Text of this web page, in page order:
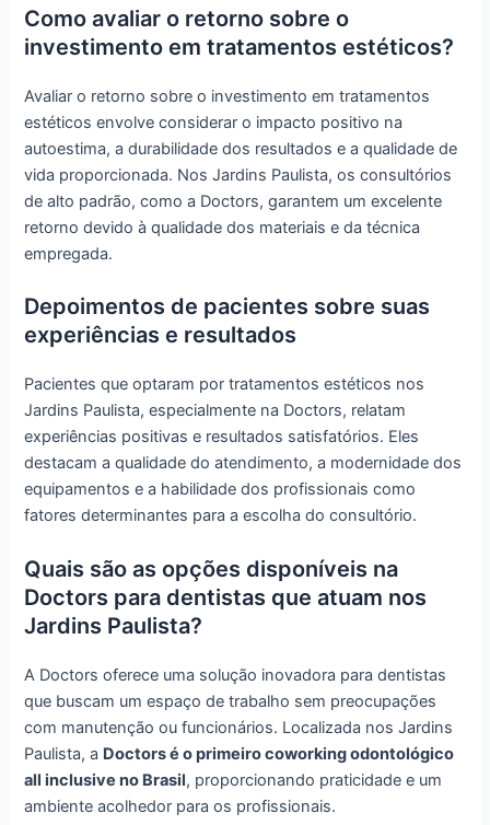
Como avaliar o retorno sobre o
investimento em tratamentos estéticos?
Avaliar o retorno sobre o investimento em tratamentos
estéticos envolve considerar o impacto positivo na
autoestima, a durabilidade dos resultados e a qualidade de
vida proporcionada. Nos Jardins Paulista, os consultórios
de alto padrão, como a Doctors, garantem um excelente
retorno devido à qualidade dos materiais e da técnica
empregada.
Depoimentos de pacientes sobre suas
experiências e resultados
Pacientes que optaram por tratamentos estéticos nos
Jardins Paulista, especialmente na Doctors, relatam
experiências positivas e resultados satisfatórios. Eles
destacam a qualidade do atendimento, a modernidade dos
equipamentos e a habilidade dos profissionais como
fatores determinantes para a escolha do consultório.
Quais são as opções disponíveis na
Doctors para dentistas que atuam nos
Jardins Paulista?
A Doctors oferece uma solução inovadora para dentistas
que buscam um espaço de trabalho sem preocupações
com manutenção ou funcionários. Localizada nos Jardins
Paulista, a Doctors é o primeiro coworking odontológico
all inclusive no Brasil, proporcionando praticidade e um
ambiente acolhedor para os profissionais.